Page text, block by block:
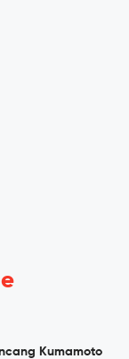
Kumamoto